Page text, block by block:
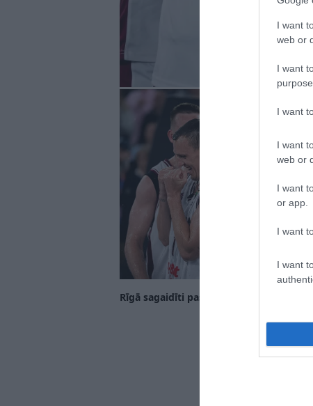
I want
web or
I want
I want
I want
web or
I want
or app.
I want
I want
Rīgā sagaidīti pasaules čempioni 3×3